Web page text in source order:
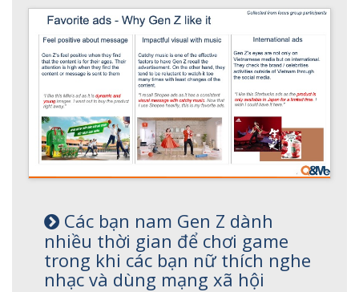
Các bạn nam Gen Z dành
nhiều thời gian để chơi game
trong khi các bạn nữ thích nghe
nhạc và dùng mạng xã hội